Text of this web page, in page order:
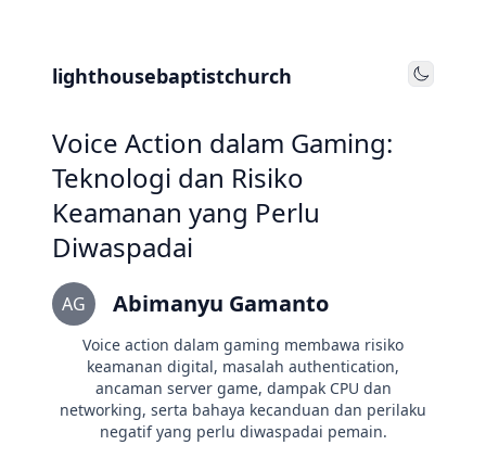
lighthousebaptistchurch Toggle
Voice Action dalam Gaming:
Teknologi dan Risiko
Keamanan yang Perlu
Diwaspadai
AG Abimanyu Gamanto
Voice action dalam gaming membawa risiko
keamanan digital, masalah authentication,
ancaman server game, dampak CPU dan
networking, serta bahaya kecanduan dan perilaku
negatif yang perlu diwaspadai pemain.